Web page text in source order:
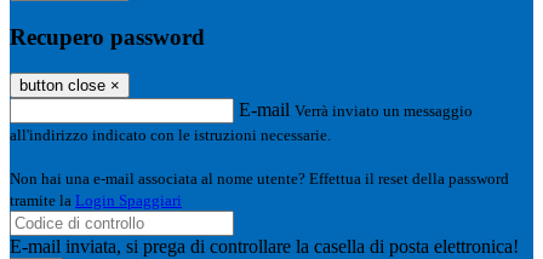
Recupero password
button close ×
E-mail Verrà inviato un messaggio
all'indirizzo indicato con le istruzioni necessarie.
Non hai una e-mail associata al nome utente? Effettua il reset della password
tramite la Login Spaggiari
E-mail inviata, si prega di controllare la casella di posta elettronica!